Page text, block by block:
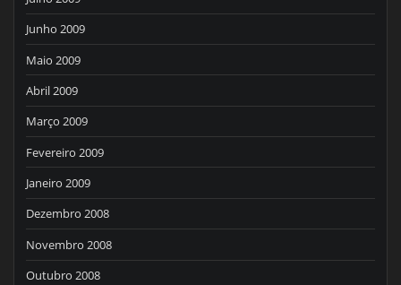
Junho 2009
Maio 2009
Abril 2009
Março 2009
Fevereiro 2009
Janeiro 2009
Dezembro 2008
Novembro 2008
Outubro 2008